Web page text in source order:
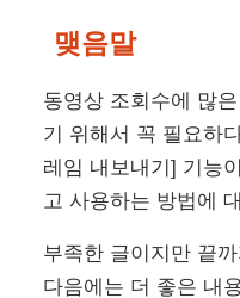
맺음말
동영상 조회수에 많
기 위해서 꼭 필요하
레임 내보내기] 기능
고 사용하는 방법에
부족한 글이지만 끝
다음에는 더 좋은 내